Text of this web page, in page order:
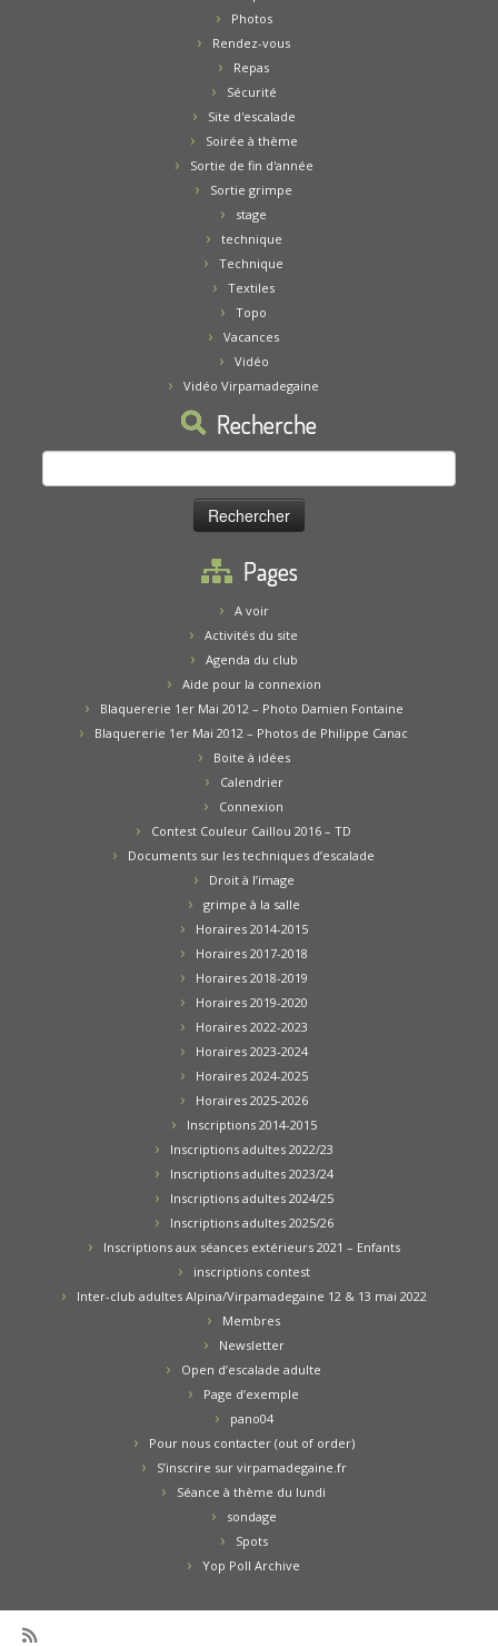
Photos
Rendez-vous
Repas
Sécurité
Site d'escalade
Soirée à thème
Sortie de fin d'année
Sortie grimpe
stage
technique
Technique
Textiles
Topo
Vacances
Vidéo
Vidéo Virpamadegaine
Recherche
Pages
A voir
Activités du site
Agenda du club
Aide pour la connexion
Blaquererie 1er Mai 2012 – Photo Damien Fontaine
Blaquererie 1er Mai 2012 – Photos de Philippe Canac
Boite à idées
Calendrier
Connexion
Contest Couleur Caillou 2016 – TD
Documents sur les techniques d’escalade
Droit à l’image
grimpe à la salle
Horaires 2014-2015
Horaires 2017-2018
Horaires 2018-2019
Horaires 2019-2020
Horaires 2022-2023
Horaires 2023-2024
Horaires 2024-2025
Horaires 2025-2026
Inscriptions 2014-2015
Inscriptions adultes 2022/23
Inscriptions adultes 2023/24
Inscriptions adultes 2024/25
Inscriptions adultes 2025/26
Inscriptions aux séances extérieurs 2021 – Enfants
inscriptions contest
Inter-club adultes Alpina/Virpamadegaine 12 & 13 mai 2022
Membres
Newsletter
Open d’escalade adulte
Page d’exemple
pano04
Pour nous contacter (out of order)
S’inscrire sur virpamadegaine.fr
Séance à thème du lundi
sondage
Spots
Yop Poll Archive